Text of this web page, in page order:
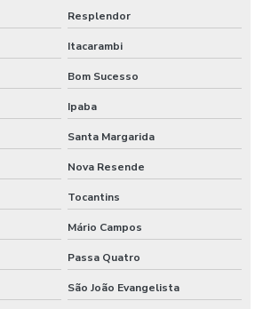
Resplendor
Itacarambi
Bom Sucesso
Ipaba
Santa Margarida
Nova Resende
Tocantins
Mário Campos
Passa Quatro
São João Evangelista